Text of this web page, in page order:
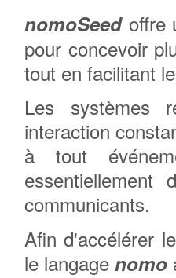
nomoSeedoffre
pour concevoir
tout en facilitant
Les systèmes
interaction
à tout
communicants.
Afin d'accélérer
le langage nomo